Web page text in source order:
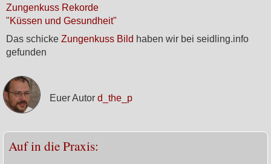
Zungenkuss Rekorde
"Küssen und Gesundheit"
Das schicke Zungenkuss Bild haben wir bei seidling.info
gefunden
Euer Autor d_the_p
Auf in die Praxis: